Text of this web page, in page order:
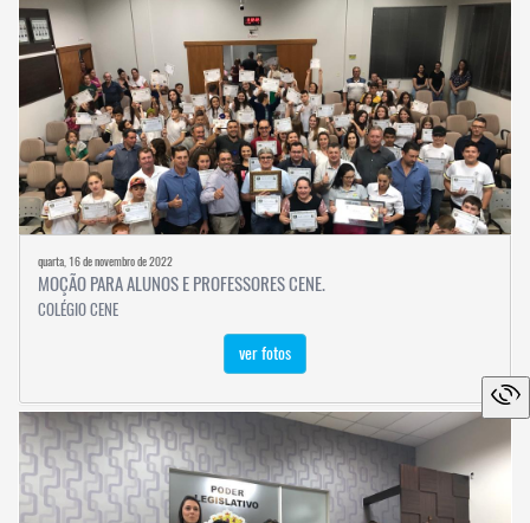
quarta, 16 de novembro de 2022
MOÇÃO PARA ALUNOS E PROFESSORES CENE.
COLÉGIO CENE
ver fotos